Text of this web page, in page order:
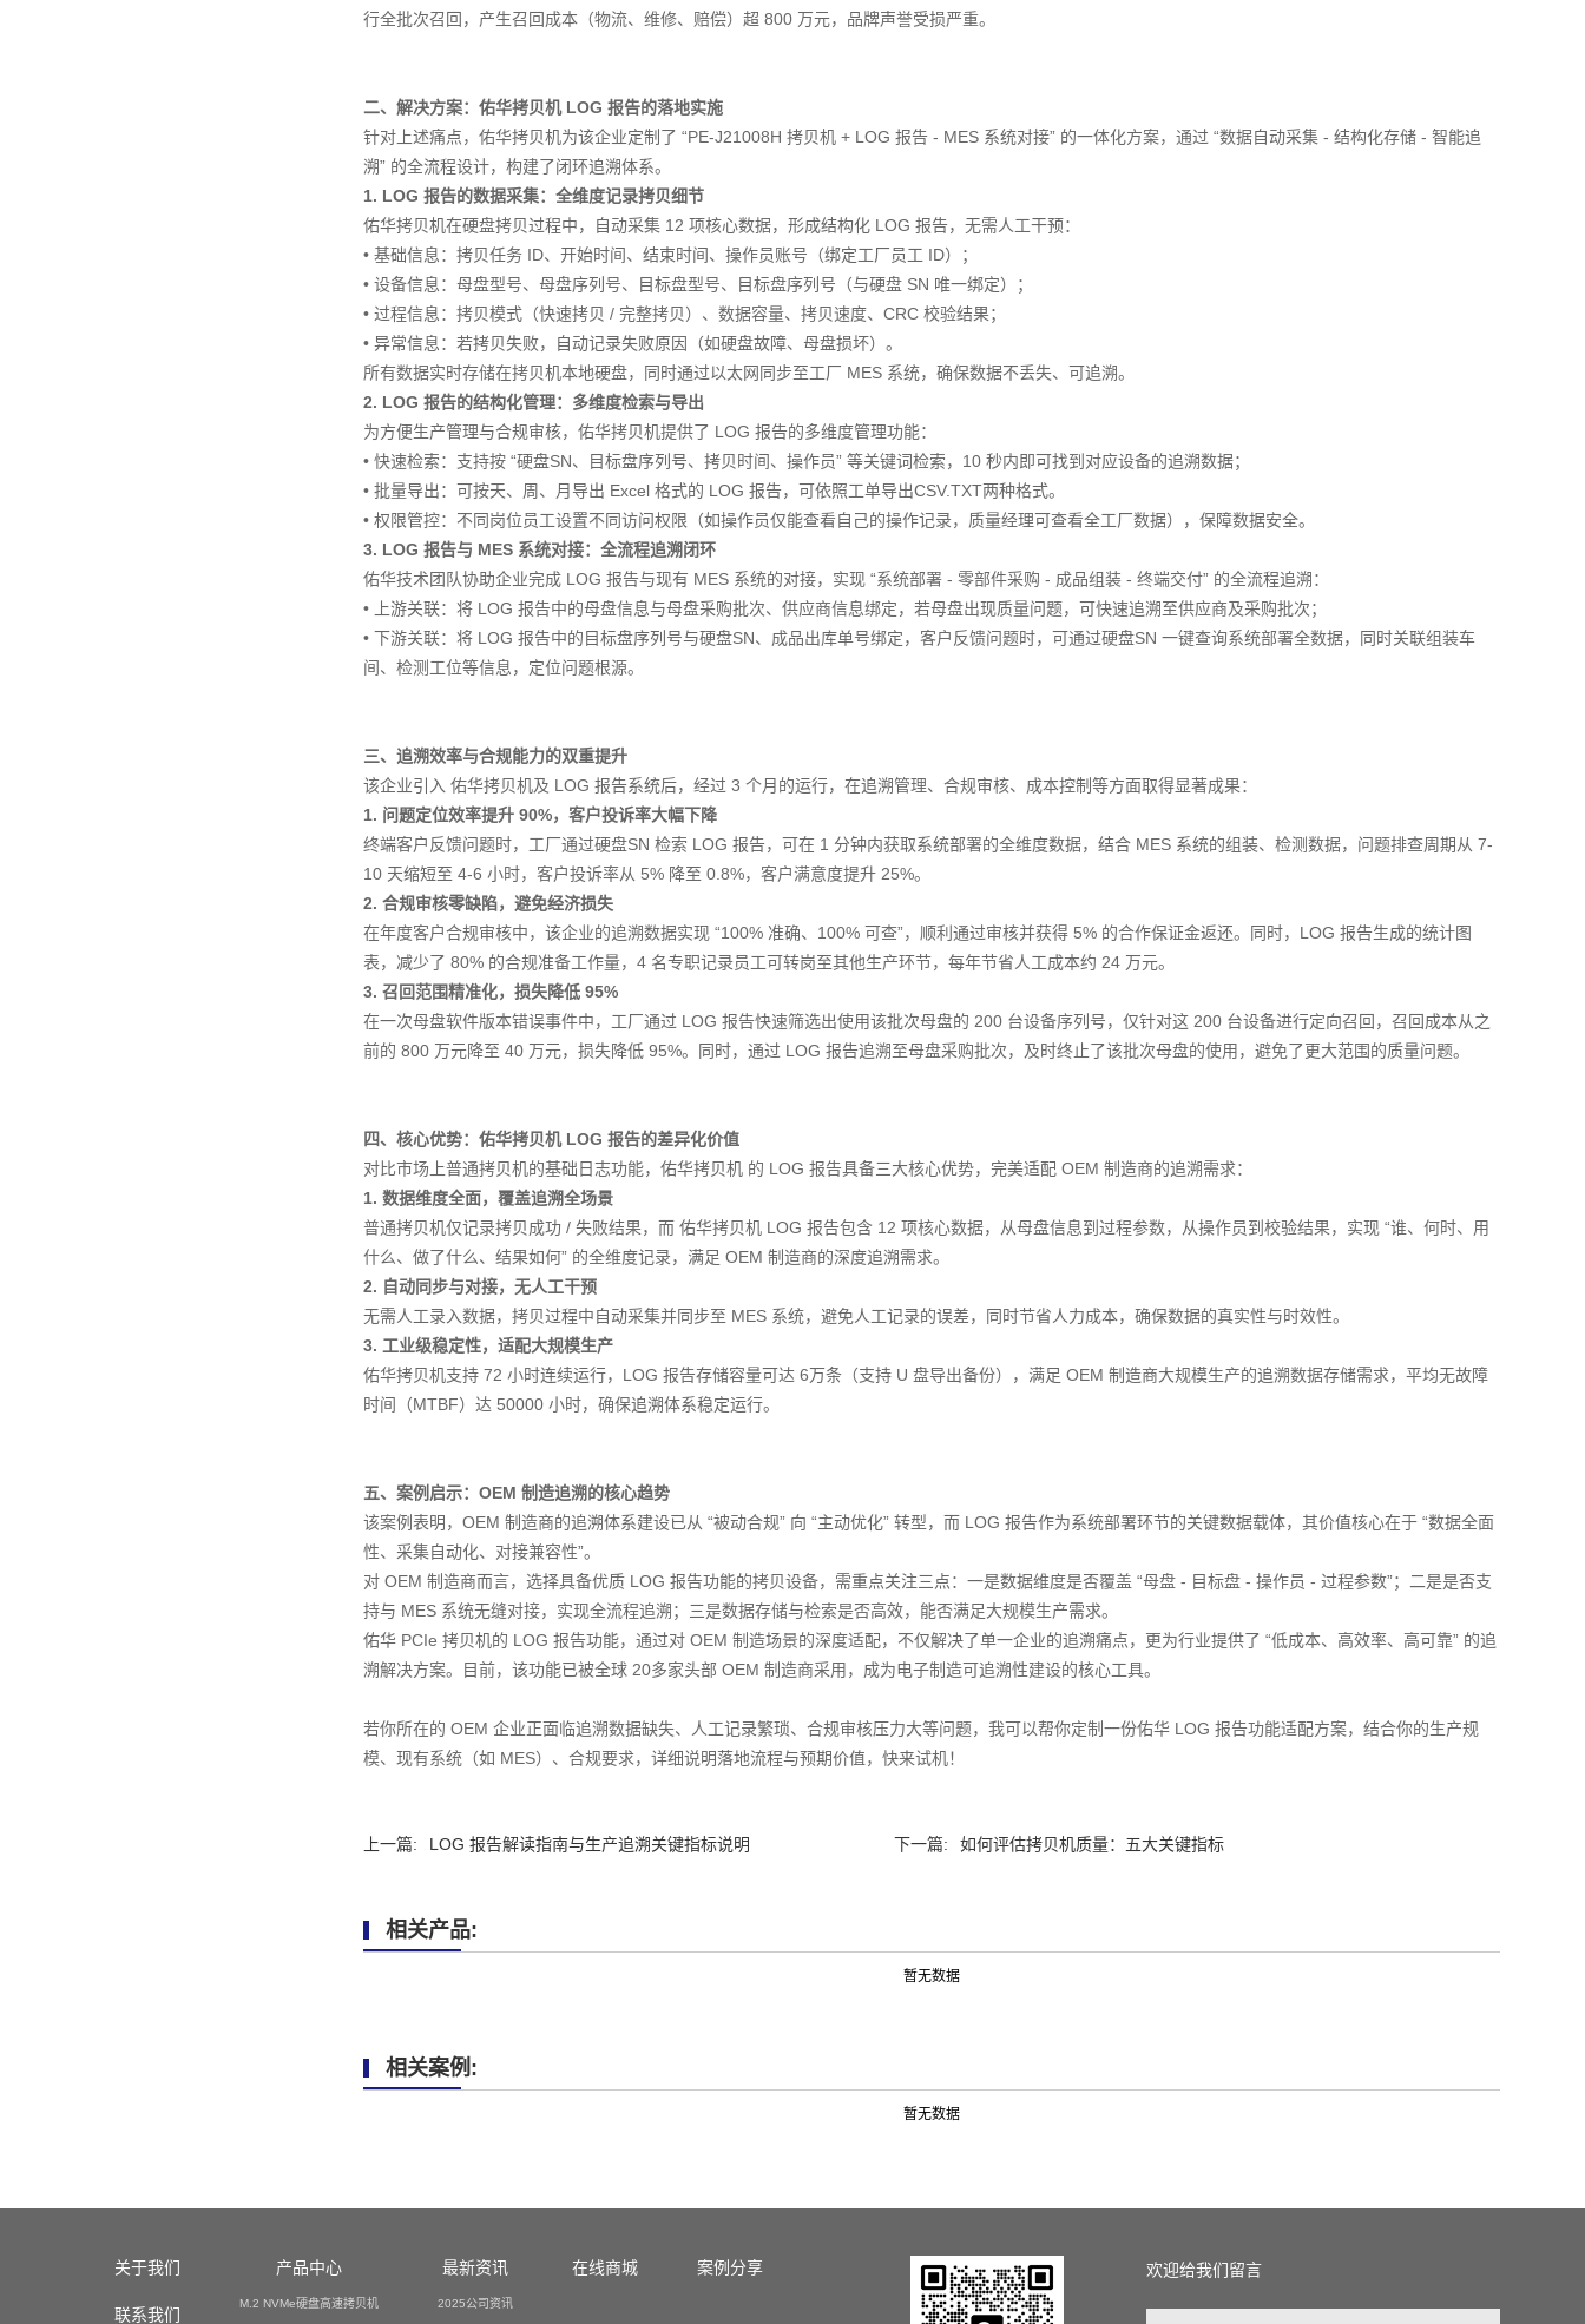
行全批次召回，产生召回成本（物流、维修、赔偿）超 800 万元，品牌声誉受损严重。
二、解决方案：佑华拷贝机 LOG 报告的落地实施
针对上述痛点，佑华拷贝机为该企业定制了 “PE-J21008H 拷贝机 + LOG 报告 - MES 系统对接” 的一体化方案，通过 “数据自动采集 - 结构化存储 - 智能追
溯” 的全流程设计，构建了闭环追溯体系。
1. LOG 报告的数据采集：全维度记录拷贝细节
佑华拷贝机在硬盘拷贝过程中，自动采集 12 项核心数据，形成结构化 LOG 报告，无需人工干预：
• 基础信息：拷贝任务 ID、开始时间、结束时间、操作员账号（绑定工厂员工 ID）；
• 设备信息：母盘型号、母盘序列号、目标盘型号、目标盘序列号（与硬盘 SN 唯一绑定）；
• 过程信息：拷贝模式（快速拷贝 / 完整拷贝）、数据容量、拷贝速度、CRC 校验结果；
• 异常信息：若拷贝失败，自动记录失败原因（如硬盘故障、母盘损坏）。
所有数据实时存储在拷贝机本地硬盘，同时通过以太网同步至工厂 MES 系统，确保数据不丢失、可追溯。
2. LOG 报告的结构化管理：多维度检索与导出
为方便生产管理与合规审核，佑华拷贝机提供了 LOG 报告的多维度管理功能：
• 快速检索：支持按 “硬盘SN、目标盘序列号、拷贝时间、操作员” 等关键词检索，10 秒内即可找到对应设备的追溯数据；
• 批量导出：可按天、周、月导出 Excel 格式的 LOG 报告，可依照工单导出CSV.TXT两种格式。
• 权限管控：不同岗位员工设置不同访问权限（如操作员仅能查看自己的操作记录，质量经理可查看全工厂数据），保障数据安全。
3. LOG 报告与 MES 系统对接：全流程追溯闭环
佑华技术团队协助企业完成 LOG 报告与现有 MES 系统的对接，实现 “系统部署 - 零部件采购 - 成品组装 - 终端交付” 的全流程追溯：
• 上游关联：将 LOG 报告中的母盘信息与母盘采购批次、供应商信息绑定，若母盘出现质量问题，可快速追溯至供应商及采购批次；
• 下游关联：将 LOG 报告中的目标盘序列号与硬盘SN、成品出库单号绑定，客户反馈问题时，可通过硬盘SN 一键查询系统部署全数据，同时关联组装车
间、检测工位等信息，定位问题根源。
三、追溯效率与合规能力的双重提升
该企业引入 佑华拷贝机及 LOG 报告系统后，经过 3 个月的运行，在追溯管理、合规审核、成本控制等方面取得显著成果：
1. 问题定位效率提升 90%，客户投诉率大幅下降
终端客户反馈问题时，工厂通过硬盘SN 检索 LOG 报告，可在 1 分钟内获取系统部署的全维度数据，结合 MES 系统的组装、检测数据，问题排查周期从 7-
10 天缩短至 4-6 小时，客户投诉率从 5% 降至 0.8%，客户满意度提升 25%。
2. 合规审核零缺陷，避免经济损失
在年度客户合规审核中，该企业的追溯数据实现 “100% 准确、100% 可查”，顺利通过审核并获得 5% 的合作保证金返还。同时，LOG 报告生成的统计图
表，减少了 80% 的合规准备工作量，4 名专职记录员工可转岗至其他生产环节，每年节省人工成本约 24 万元。
3. 召回范围精准化，损失降低 95%
在一次母盘软件版本错误事件中，工厂通过 LOG 报告快速筛选出使用该批次母盘的 200 台设备序列号，仅针对这 200 台设备进行定向召回，召回成本从之
前的 800 万元降至 40 万元，损失降低 95%。同时，通过 LOG 报告追溯至母盘采购批次，及时终止了该批次母盘的使用，避免了更大范围的质量问题。
四、核心优势：佑华拷贝机 LOG 报告的差异化价值
对比市场上普通拷贝机的基础日志功能，佑华拷贝机 的 LOG 报告具备三大核心优势，完美适配 OEM 制造商的追溯需求：
1. 数据维度全面，覆盖追溯全场景
普通拷贝机仅记录拷贝成功 / 失败结果，而 佑华拷贝机 LOG 报告包含 12 项核心数据，从母盘信息到过程参数，从操作员到校验结果，实现 “谁、何时、用
什么、做了什么、结果如何” 的全维度记录，满足 OEM 制造商的深度追溯需求。
2. 自动同步与对接，无人工干预
无需人工录入数据，拷贝过程中自动采集并同步至 MES 系统，避免人工记录的误差，同时节省人力成本，确保数据的真实性与时效性。
3. 工业级稳定性，适配大规模生产
佑华拷贝机支持 72 小时连续运行，LOG 报告存储容量可达 6万条（支持 U 盘导出备份），满足 OEM 制造商大规模生产的追溯数据存储需求，平均无故障
时间（MTBF）达 50000 小时，确保追溯体系稳定运行。
五、案例启示：OEM 制造追溯的核心趋势
该案例表明，OEM 制造商的追溯体系建设已从 “被动合规” 向 “主动优化” 转型，而 LOG 报告作为系统部署环节的关键数据载体，其价值核心在于 “数据全面
性、采集自动化、对接兼容性”。
对 OEM 制造商而言，选择具备优质 LOG 报告功能的拷贝设备，需重点关注三点：一是数据维度是否覆盖 “母盘 - 目标盘 - 操作员 - 过程参数”；二是是否支
持与 MES 系统无缝对接，实现全流程追溯；三是数据存储与检索是否高效，能否满足大规模生产需求。
佑华 PCIe 拷贝机的 LOG 报告功能，通过对 OEM 制造场景的深度适配，不仅解决了单一企业的追溯痛点，更为行业提供了 “低成本、高效率、高可靠” 的追
溯解决方案。目前，该功能已被全球 20多家头部 OEM 制造商采用，成为电子制造可追溯性建设的核心工具。
若你所在的 OEM 企业正面临追溯数据缺失、人工记录繁琐、合规审核压力大等问题，我可以帮你定制一份佑华 LOG 报告功能适配方案，结合你的生产规
模、现有系统（如 MES）、合规要求，详细说明落地流程与预期价值，快来试机！
上一篇: LOG 报告解读指南与生产追溯关键指标说明 下一篇: 如何评估拷贝机质量：五大关键指标
相关产品:
暂无数据
相关案例:
暂无数据
关于我们 产品中心
M.2 NVMe硬盘高速拷贝机
最新资讯
2025公司资讯
在线商城 案例分享
联系我们
欢迎给我们留言